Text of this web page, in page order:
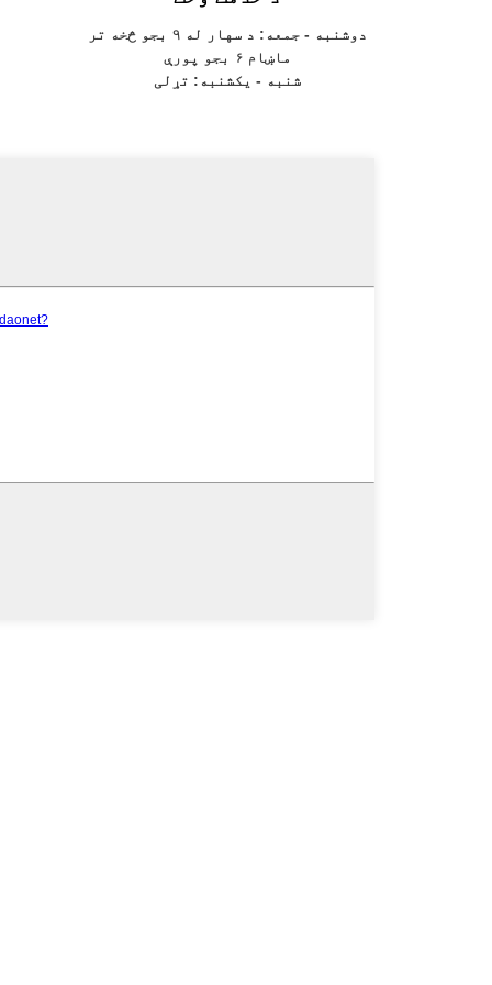
دوشنبه - جمعه: د سهار له ۹ بجو څخه تر
ماښام ۶ بجو پورې
شنبه - یکشنبه: تړلی